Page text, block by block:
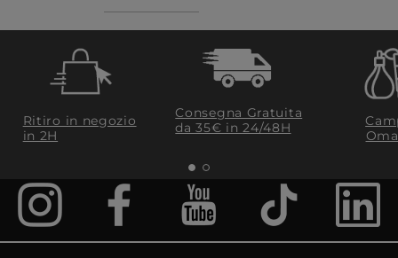
Ritiro in negozio
in 2H
Consegna Gratuita
da 35€​ in 24/48H